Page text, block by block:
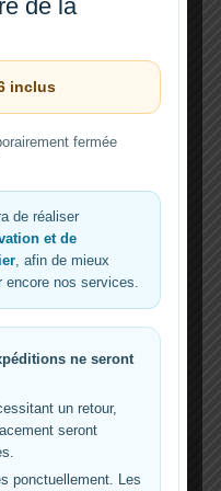
pas répertoriée, veuillez
réaliser un
Checkout
de la
inclus
fermée
de réaliser
et de
, afin de mieux
encore nos services.
ne seront
un retour,
seront
ponctuellement. Les